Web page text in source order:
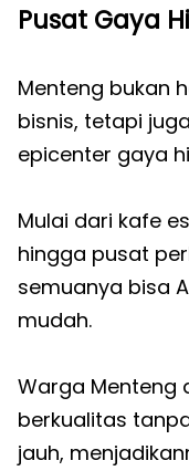
Pusat Gaya
Menteng bukan
bisnis, tetapi
epicenter gaya
Mulai dari kafe
hingga pusat
semuanya bisa
mudah.
Warga Menteng
berkualitas
jauh,